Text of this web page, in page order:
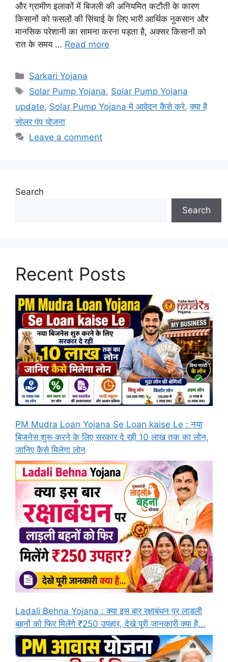
और ग्रामीण इलाकों में बिजली की अनियमित कटौती के कारण
किसानों को फसलों की सिंचाई के लिए भारी आर्थिक नुकसान और
मानसिक परेशानी का सामना करना पड़ता है, अक्सर किसानों को
रात के समय … Read more
Categories
Sarkari Yojana
Tags
Solar Pump Yojana, Solar Pump Yojana
update, Solar Pump Yojana मे आवेदन कैसे करे,क्या है
सोलर पंप योजना
Leave a comment
Search
Search
Recent Posts
PM Mudra Loan Yojana Se Loan kaise Le : नया
बिजनेस शुरू करने के लिए सरकार दे रही 10 लाख तक का लोन,
जानिए कैसे मिलेगा लोन
Ladali Behna Yojana : क्या इस बार रक्षाबंधन पर लाड़ली
बहनों को फिर मिलेंगे ₹250 उपहार, देखे पूरी जानकारी क्या है…